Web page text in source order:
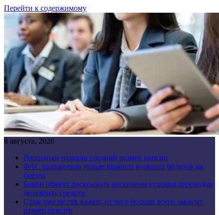
Перейти к содержимому
8 августа, 2026
Россиянам назвали средний размер пенсии
ФАС разработала новые правила возврата билетов на
поезда
Банки обяжут раскрывать россиянам условия переводов
денежных средств
Стаж уже не так важен: от чего больше всего зависит
размер пенсии